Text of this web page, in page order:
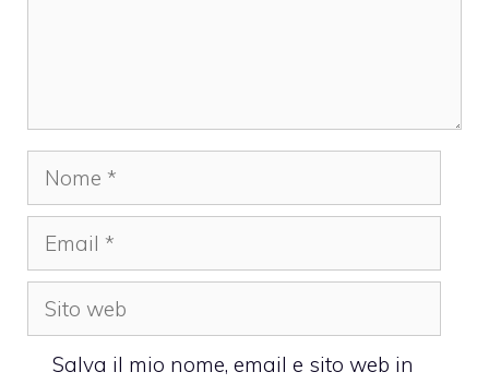
Nome
Email
Sito
web
Salva il mio nome, email e sito web in